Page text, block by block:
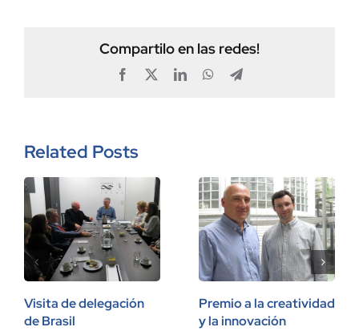
Compartilo en las redes!
Facebook LinkedInWhatsAppTelegram
Related Posts
Visita de delegación
de Brasil
Premio a la creatividad
y la innovación